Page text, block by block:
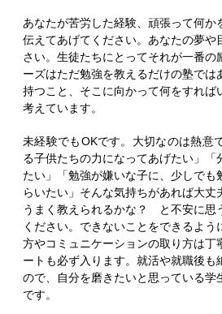
あなたが苦労した経験、頑張って何か
伝えてあげてください。あなたの夢や
さい。生徒たちにとってそれが一番の
ーズはただ勉強を教えるだけの塾では
持つこと、そこに向かって何をすれば
考えています。
未経験でもOKです。大切なのは熱意
る子供たちの力になってあげたい」「
たい」「勉強が嫌いな子に、少しでも
らいたい」そんな気持ちがあれば大丈
うまく教えられるかな？ と不安に思
ください。できないことをできるよう
方やコミュニケーションの取り方は丁
ートも必ず入ります。就活や就職後も
ので、自分を磨きたいと思っている学
です。